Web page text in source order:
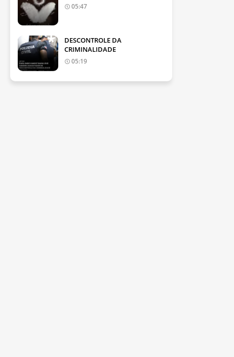
05:47
DESCONTROLE DA
CRIMINALIDADE
05:19